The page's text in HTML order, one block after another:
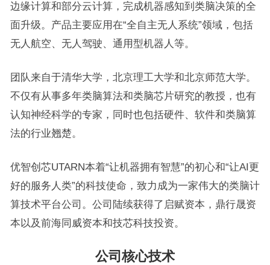
边缘计算和部分云计算，完成机器感知到类脑决策的全
面升级。产品主要应用在“全自主无人系统”领域，包括
无人航空、无人驾驶、通用型机器人等。
团队来自于清华大学，北京理工大学和北京师范大学。
不仅有从事多年类脑算法和类脑芯片研究的教授，也有
认知神经科学的专家，同时也包括硬件、软件和类脑算
法的行业翘楚。
优智创芯UTARN本着“让机器拥有智慧”的初心和“让AI更
好的服务人类”的科技使命，致力成为一家伟大的类脑计
算技术平台公司。公司陆续获得了启赋资本，鼎行晟资
本以及前海同威资本和技芯科技投资。
公司核心技术